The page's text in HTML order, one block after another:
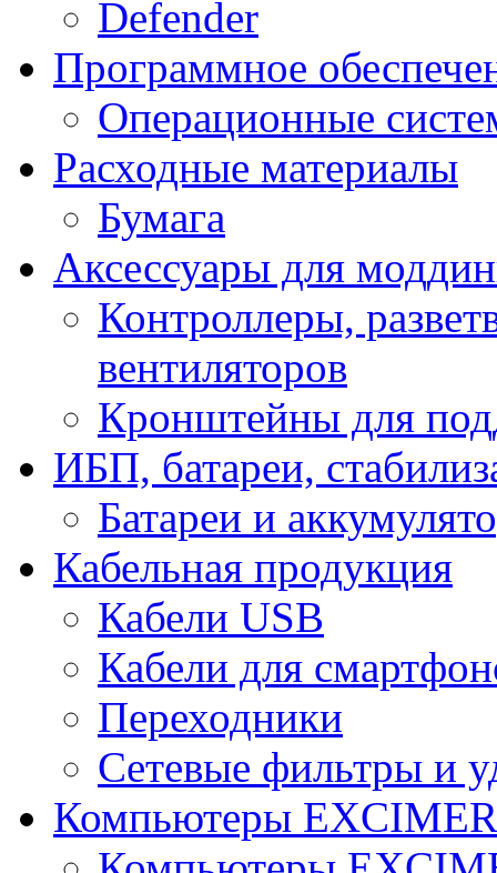
Defender
Программное
Операционные
Расходные материалы
Бумага
Аксессуары для
Контроллеры,
вентиляторов
Кронштейны для
ИБП, батареи,
Батареи и
Кабельная продукция
Кабели USB
Кабели для
Переходники
Сетевые фильтры и
Компьютеры